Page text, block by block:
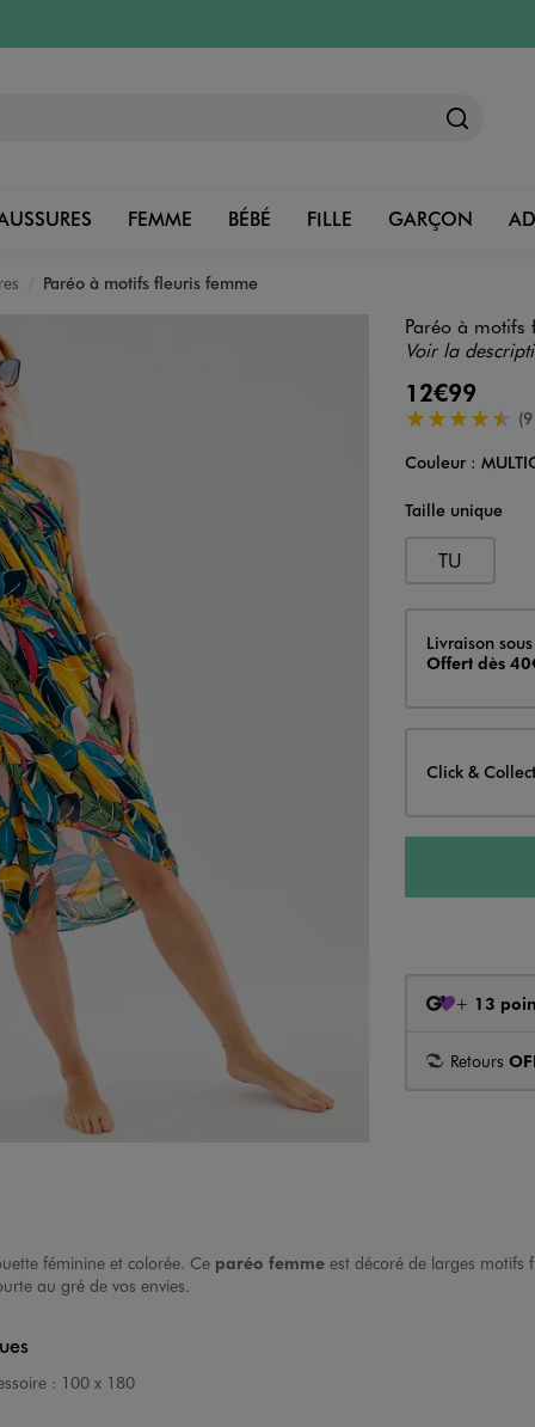
FEMME BÉBÉ FILLE GARÇON
Paréo à motifs fleuris femme
Paréo à
Voir la
12€99
4.5/5 de
Couleur
Couleur :
Taille unique
TU
Livraison
Livraison
Offert dès
Click &
+ 13
Retours
féminine et colorée. Ce paréo femme est décoré de larges motifs
au gré de vos envies.
: 100 x 180